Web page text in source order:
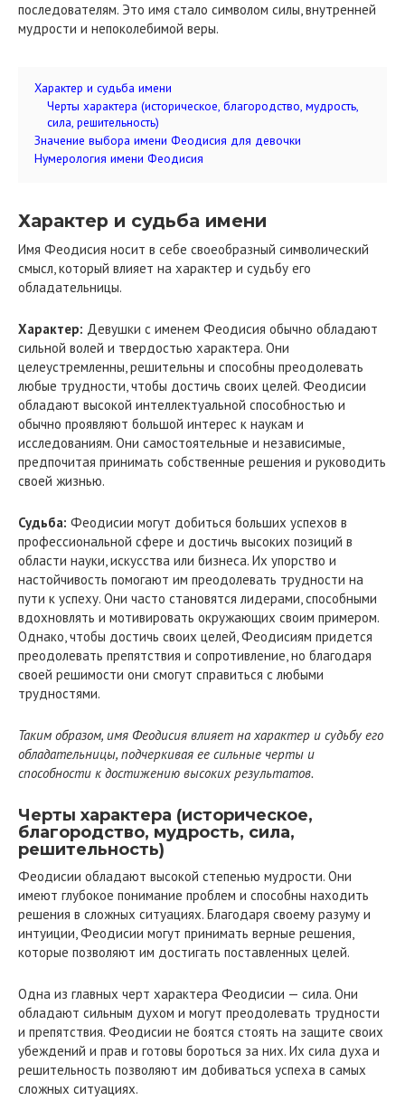
последователям. Это имя стало символом силы, внутренней
мудрости и непоколебимой веры.
Характер и судьба имени
Черты характера (историческое, благородство, мудрость,
сила, решительность)
Значение выбора имени Феодисия для девочки
Нумерология имени Феодисия
Характер и судьба имени
Имя Феодисия носит в себе своеобразный символический
смысл, который влияет на характер и судьбу его
обладательницы.
Характер: Девушки с именем Феодисия обычно обладают
сильной волей и твердостью характера. Они
целеустремленны, решительны и способны преодолевать
любые трудности, чтобы достичь своих целей. Феодисии
обладают высокой интеллектуальной способностью и
обычно проявляют большой интерес к наукам и
исследованиям. Они самостоятельные и независимые,
предпочитая принимать собственные решения и руководить
своей жизнью.
Судьба: Феодисии могут добиться больших успехов в
профессиональной сфере и достичь высоких позиций в
области науки, искусства или бизнеса. Их упорство и
настойчивость помогают им преодолевать трудности на
пути к успеху. Они часто становятся лидерами, способными
вдохновлять и мотивировать окружающих своим примером.
Однако, чтобы достичь своих целей, Феодисиям придется
преодолевать препятствия и сопротивление, но благодаря
своей решимости они смогут справиться с любыми
трудностями.
Таким образом, имя Феодисия влияет на характер и судьбу его
обладательницы, подчеркивая ее сильные черты и
способности к достижению высоких результатов.
Черты характера (историческое,
благородство, мудрость, сила,
решительность)
Феодисии обладают высокой степенью мудрости. Они
имеют глубокое понимание проблем и способны находить
решения в сложных ситуациях. Благодаря своему разуму и
интуиции, Феодисии могут принимать верные решения,
которые позволяют им достигать поставленных целей.
Одна из главных черт характера Феодисии — сила. Они
обладают сильным духом и могут преодолевать трудности
и препятствия. Феодисии не боятся стоять на защите своих
убеждений и прав и готовы бороться за них. Их сила духа и
решительность позволяют им добиваться успеха в самых
сложных ситуациях.